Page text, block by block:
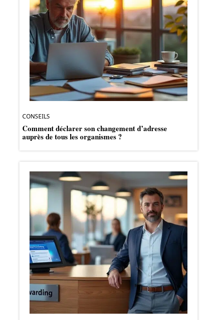
CONSEILS
Comment déclarer son changement d’adresse
auprès de tous les organismes ?